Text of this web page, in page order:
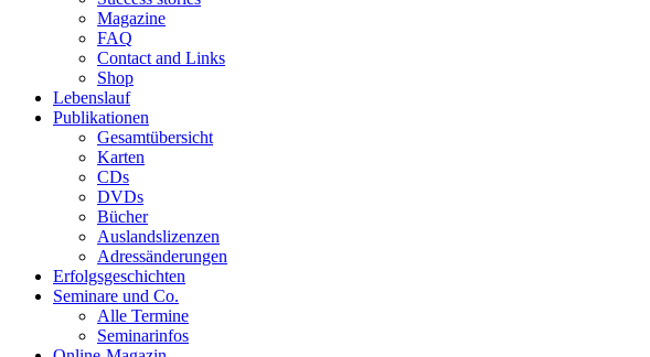
Magazine
FAQ
Contact and Links
Shop
Lebenslauf
Publikationen
Gesamtübersicht
Karten
CDs
DVDs
Bücher
Auslandslizenzen
Adressänderungen
Erfolgsgeschichten
Seminare und Co.
Alle Termine
Seminarinfos